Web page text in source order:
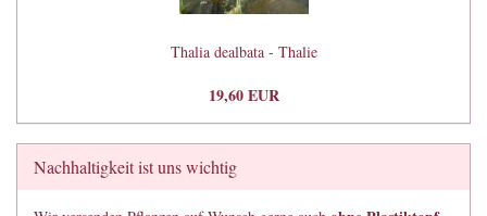
Thalia dealbata - Thalie
19,60 EUR
Nachhaltigkeit ist uns wichtig